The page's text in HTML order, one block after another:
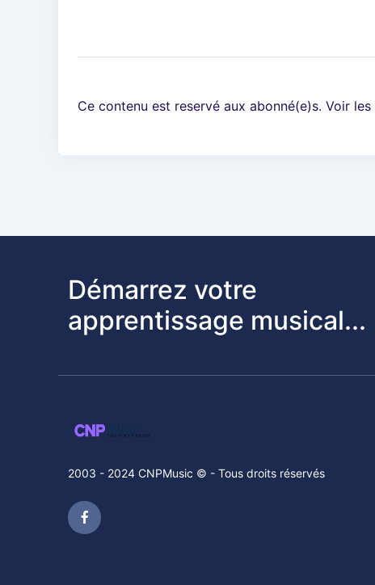
Ce contenu est reservé aux abonné(e)s. Voir les
Démarrez votre
apprentissage musical...
2003 - 2024 CNPMusic © - Tous droits réservés